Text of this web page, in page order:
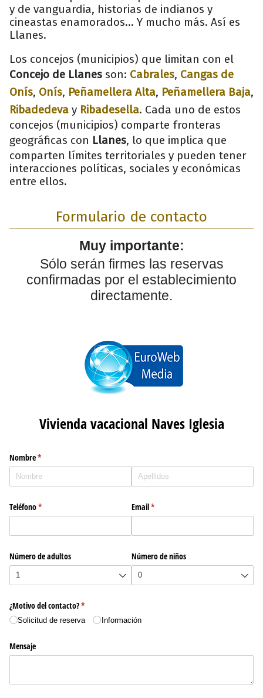
y de vanguardia, historias de indianos y
cineastas enamorados... Y mucho más. Así es
Llanes.
Los concejos (municipios) que limitan con el
Concejo de Llanes son: Cabrales, Cangas de
Onís, Onís, Peñamellera Alta, Peñamellera Baja,
Ribadedeva y Ribadesella. Cada uno de estos
concejos (municipios) comparte fronteras
geográficas con Llanes, lo que implica que
comparten límites territoriales y pueden tener
interacciones políticas, sociales y económicas
entre ellos.
Formulario de contacto
Muy importante:
Sólo serán firmes las reservas
confirmadas por el establecimiento
directamente.
Vivienda vacacional Naves Iglesia
Nombre*
(necesario)
Teléfono*
(necesario) Email*
(necesario)
Número de adultos Número de niños
¿Motivo del contacto?*
(necesario)
Solicitud de reserva Información
Mensaje